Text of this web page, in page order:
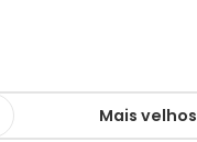
Mais velhos